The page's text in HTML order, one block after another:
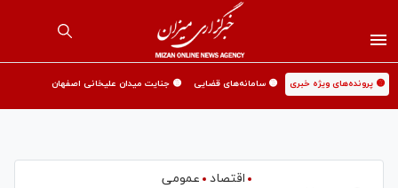
🟡 پرونده‌های ویژه خبری 🟡 سامانه‌های قضایی 🟡 جنایت میدان علیخانی اصفهان
اقتصاد
عمومی